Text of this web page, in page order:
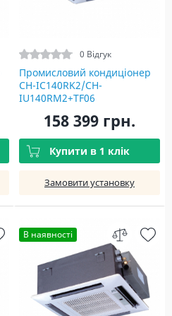
0 Відгук
Промисловий кондиціонер
CH-IC140RK2/CH-
IU140RM2+TF06
158 399 грн.
Купити в 1 клік
Замовити установку
В наявності